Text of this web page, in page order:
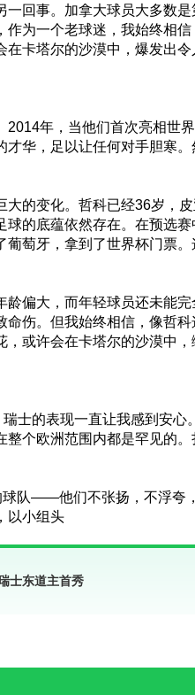
回事。加拿大球员大多数
为一个老球迷，我始终相
卡塔尔的沙漠中，爆发出令
2014年，当他们首次亮相世
华，足以让任何对手胆寒。
大的变化。哲科已经36岁，
的底蕴依然存在。在预选
萄牙，拿到了世界杯门票
龄偏大，而年轻球员还未能
伤。但我始终相信，像哲
或许会在卡塔尔的沙漠中，
士的表现一直让我感到安
整个欧洲范围内都是罕见的
球队——他们不张扬，不浮夸
以小组头
士东道主首秀